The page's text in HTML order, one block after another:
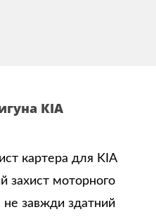
КІА
картера для KIA
захист моторного
не завжди здатний